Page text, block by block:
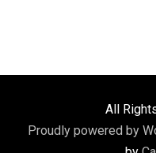
All
Proudly powered by